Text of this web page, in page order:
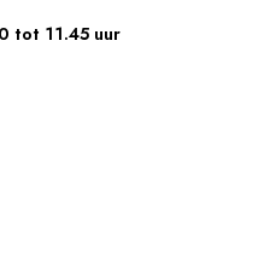
tot 11.45 uur